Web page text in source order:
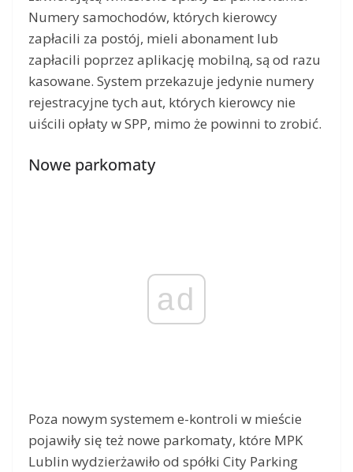
Numery samochodów, których kierowcy
zapłacili za postój, mieli abonament lub
zapłacili poprzez aplikację mobilną, są od razu
kasowane. System przekazuje jedynie numery
rejestracyjne tych aut, których kierowcy nie
uiścili opłaty w SPP, mimo że powinni to zrobić.
Nowe parkomaty
ad
Poza nowym systemem e-kontroli w mieście
pojawiły się też nowe parkomaty, które MPK
Lublin wydzierżawiło od spółki City Parking